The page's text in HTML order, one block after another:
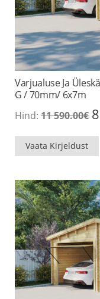
Varjualuse Ja
G / 70mm/ 6x7m
Hind: 11 590.00€
11
Vaata Kirjeldust